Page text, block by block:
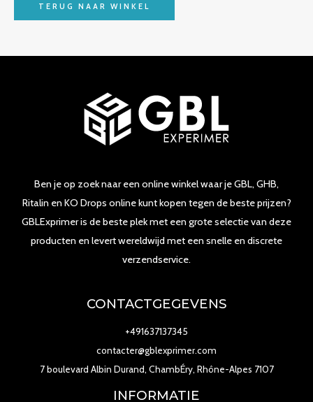
TERUG NAAR WINKEL
Ben je op zoek naar een online winkel waar je GBL, GHB,
Ritalin en KO Drops online kunt kopen tegen de beste prijzen?
GBLExprimer is de beste plek met een grote selectie van deze
producten en levert wereldwijd met een snelle en discrete
verzendservice.
CONTACTGEGEVENS
+491637137345
contacter@gblexprimer.com
7 boulevard Albin Durand, ChambÉry, Rhône-Alpes 7107
INFORMATIE